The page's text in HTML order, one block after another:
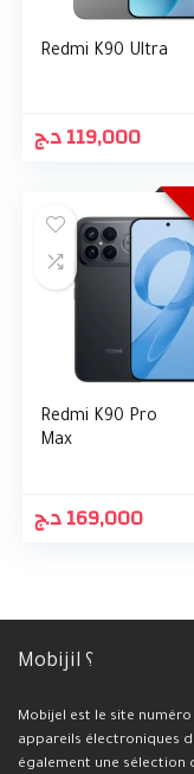
Redmi K90 Ultra
119,000د.ج
Redmi K90 Pro
Max
169,000د.ج
Mobijil ؟
Mobijel est le site
appareils électroniques
également une sélection